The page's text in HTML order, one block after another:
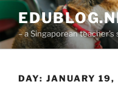
to
content– a Singaporean
DAY: JANUARY